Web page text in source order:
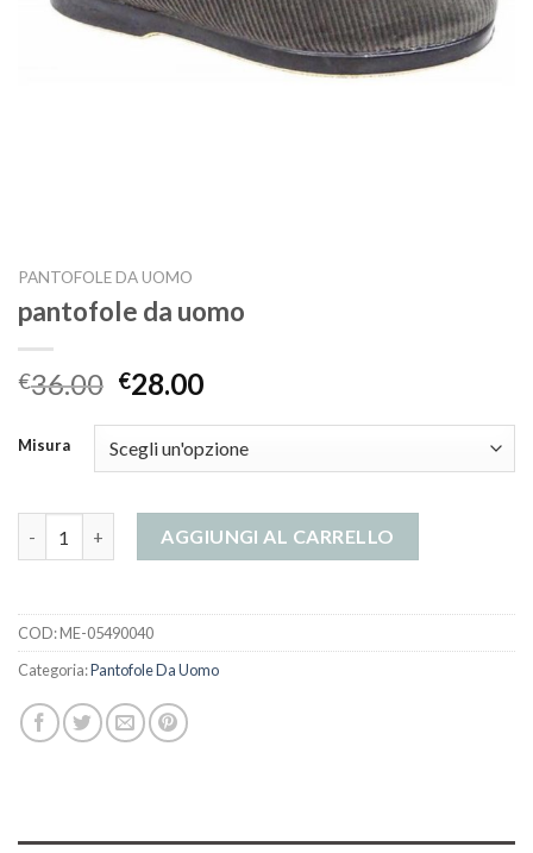
PANTOFOLE DA UOMO
pantofole da uomo
€36.00 €28.00
Misura
AGGIUNGI AL CARRELLO
COD:ME-05490040
Categoria:Pantofole Da Uomo